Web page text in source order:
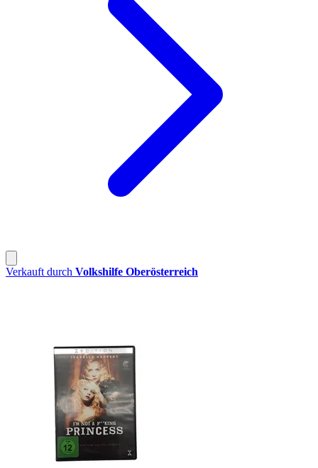
Verkauft durch Volkshilfe Oberösterreich